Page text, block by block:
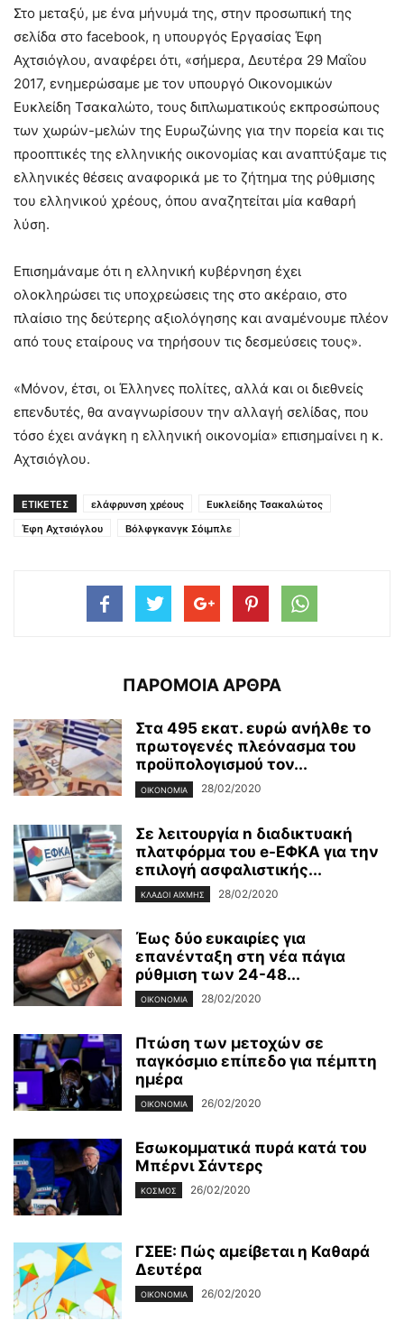
Στο μεταξύ, με ένα μήνυμά της, στην προσωπική της
σελίδα στο facebook, η υπουργός Εργασίας Έφη
Αχτσιόγλου, αναφέρει ότι, «σήμερα, Δευτέρα 29 Μαΐου
2017, ενημερώσαμε με τον υπουργό Οικονομικών
Ευκλείδη Τσακαλώτο, τους διπλωματικούς εκπροσώπους
των χωρών-μελών της Ευρωζώνης για την πορεία και τις
προοπτικές της ελληνικής οικονομίας και αναπτύξαμε τις
ελληνικές θέσεις αναφορικά με το ζήτημα της ρύθμισης
του ελληνικού χρέους, όπου αναζητείται μία καθαρή
λύση.
Επισημάναμε ότι η ελληνική κυβέρνηση έχει
ολοκληρώσει τις υποχρεώσεις της στο ακέραιο, στο
πλαίσιο της δεύτερης αξιολόγησης και αναμένουμε πλέον
από τους εταίρους να τηρήσουν τις δεσμεύσεις τους».
«Μόνον, έτσι, οι Έλληνες πολίτες, αλλά και οι διεθνείς
επενδυτές, θα αναγνωρίσουν την αλλαγή σελίδας, που
τόσο έχει ανάγκη η ελληνική οικονομία» επισημαίνει η κ.
Αχτσιόγλου.
ΕΤΙΚΕΤΕΣ ελάφρυνση χρέους
Ευκλείδης Τσακαλώτος
Έφη Αχτσιόγλου
Βόλφγκανγκ Σόιμπλε
ΠΑΡΟΜΟΙΑ ΑΡΘΡΑ
Στα 495 εκατ. ευρώ ανήλθε το
πρωτογενές πλεόνασμα του
προϋπολογισμού τον...
ΟΙΚΟΝΟΜΊΑ 28/02/2020
Σε λειτουργία n διαδικτυακή
πλατφόρμα του e-ΕΦΚΑ για την
επιλογή ασφαλιστικής...
ΚΛΆΔΟΙ ΑΙΧΜΉΣ 28/02/2020
Έως δύο ευκαιρίες για
επανένταξη στη νέα πάγια
ρύθμιση των 24-48...
ΟΙΚΟΝΟΜΊΑ 28/02/2020
Πτώση των μετοχών σε
παγκόσμιο επίπεδο για πέμπτη
ημέρα
ΟΙΚΟΝΟΜΊΑ 26/02/2020
Εσωκομματικά πυρά κατά του
Μπέρνι Σάντερς
ΚΌΣΜΟΣ 26/02/2020
ΓΣΕΕ: Πώς αμείβεται η Καθαρά
Δευτέρα
ΟΙΚΟΝΟΜΊΑ 26/02/2020